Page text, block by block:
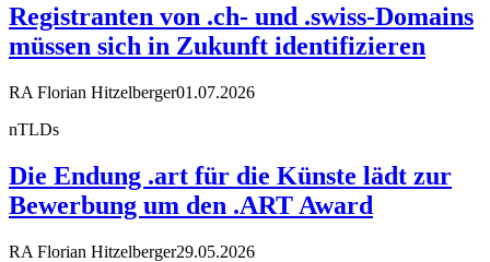
Registranten von .ch- und .swiss-Domains
müssen sich in Zukunft identifizieren
RA Florian Hitzelberger01.07.2026
nTLDs
Die Endung .art für die Künste lädt zur
Bewerbung um den .ART Award
RA Florian Hitzelberger29.05.2026